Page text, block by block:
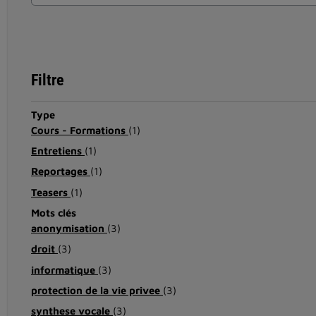
Filtre
Type
Cours - Formations (1)
Entretiens (1)
Reportages (1)
Teasers (1)
Mots clés
anonymisation (3)
droit (3)
informatique (3)
protection de la vie privee (3)
synthese vocale (3)